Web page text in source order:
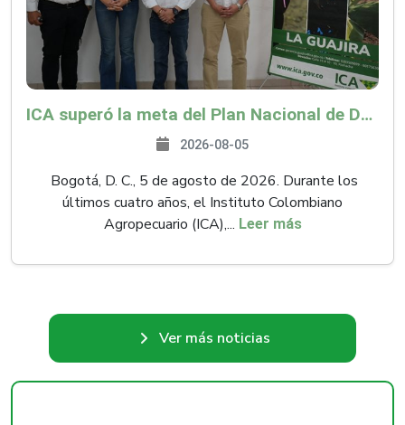
ICA superó la meta del Plan Nacional de Desarrollo y abrió 61 mercados internacionales
2026-08-05
Bogotá, D. C., 5 de agosto de 2026. Durante los
últimos cuatro años, el Instituto Colombiano
Agropecuario (ICA),... Leer más
Ver más noticias